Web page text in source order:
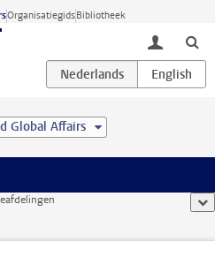
OrganisatiegidsBibliotheek
toggle
Global Affairs